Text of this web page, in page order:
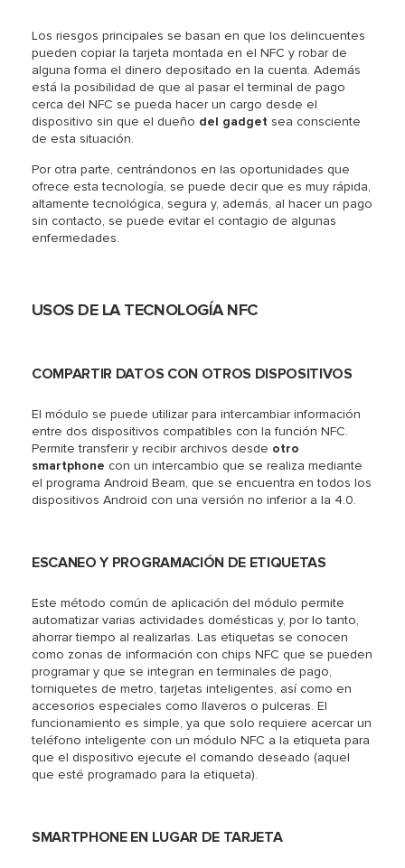
Los riesgos principales se basan en que los delincuentes
pueden copiar la tarjeta montada en el NFC y robar de
alguna forma el dinero depositado en la cuenta. Además
está la posibilidad de que al pasar el terminal de pago
cerca del NFC se pueda hacer un cargo desde el
dispositivo sin que el dueño del gadget sea consciente
de esta situación.
Por otra parte, centrándonos en las oportunidades que
ofrece esta tecnología, se puede decir que es muy rápida,
altamente tecnológica, segura y, además, al hacer un pago
sin contacto, se puede evitar el contagio de algunas
enfermedades.
USOS DE LA TECNOLOGÍA NFC
COMPARTIR DATOS CON OTROS DISPOSITIVOS
El módulo se puede utilizar para intercambiar información
entre dos dispositivos compatibles con la función NFC.
Permite transferir y recibir archivos desde otro
smartphone con un intercambio que se realiza mediante
el programa Android Beam, que se encuentra en todos los
dispositivos Android con una versión no inferior a la 4.0.
ESCANEO Y PROGRAMACIÓN DE ETIQUETAS
Este método común de aplicación del módulo permite
automatizar varias actividades domésticas y, por lo tanto,
ahorrar tiempo al realizarlas. Las etiquetas se conocen
como zonas de información con chips NFC que se pueden
programar y que se integran en terminales de pago,
torniquetes de metro, tarjetas inteligentes, así como en
accesorios especiales como llaveros o pulceras. El
funcionamiento es simple, ya que solo requiere acercar un
teléfono inteligente con un módulo NFC a la etiqueta para
que el dispositivo ejecute el comando deseado (aquel
que esté programado para la etiqueta).
SMARTPHONE EN LUGAR DE TARJETA